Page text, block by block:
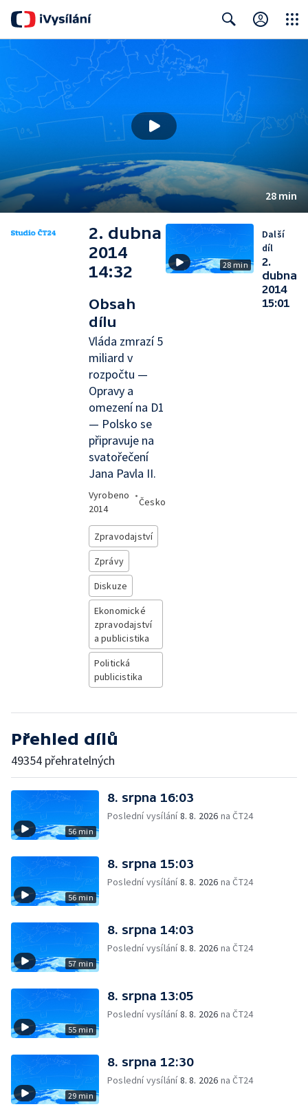
28 min
2. dubna
2014
14:32
Obsah
dílu
Vláda zmrazí 5
miliard v
rozpočtu —
Opravy a
omezení na D1
— Polsko se
připravuje na
svatořečení
Jana Pavla II.
Vyrobeno
2014
•
Česko
Zpravodajství
Zprávy
Diskuze
Ekonomické
zpravodajství
a publicistika
Politická
publicistika
28 min
Další
díl
2.
dubna
2014
15:01
Přehled dílů
49354 přehratelných
56 min
8. srpna 16:03
Poslední vysílání8. 8. 2026 na ČT24
56 min
8. srpna 15:03
Poslední vysílání8. 8. 2026 na ČT24
57 min
8. srpna 14:03
Poslední vysílání8. 8. 2026 na ČT24
55 min
8. srpna 13:05
Poslední vysílání8. 8. 2026 na ČT24
29 min
8. srpna 12:30
Poslední vysílání8. 8. 2026 na ČT24